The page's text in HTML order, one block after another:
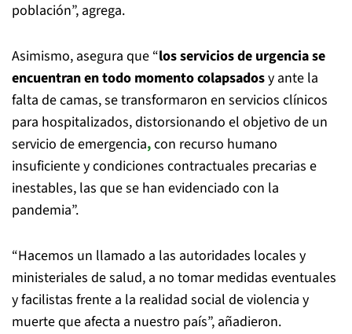
población”, agrega.
Asimismo, asegura que “los servicios de urgencia se
encuentran en todo momento colapsadosy ante la
falta de camas, se transformaron en servicios clínicos
para hospitalizados, distorsionando el objetivo de un
servicio de emergencia,con recurso humano
insuficiente y condiciones contractuales precarias e
inestables, las que se han evidenciado con la
pandemia”.
“Hacemos un llamado a las autoridades locales y
ministeriales de salud, a no tomar medidas eventuales
y facilistas frente a la realidad social de violencia y
muerte que afecta a nuestro país”, añadieron.